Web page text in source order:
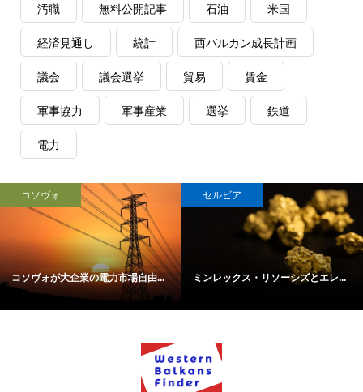
汚職 無料公開記事 石油 米国
経済見通し 統計 西バルカン成長計画
議会 議会選挙 貿易 賃金
軍事協力 軍事産業 選挙 鉄道
電力
コソヴォ
コソヴォが大企業の電力市場自由...
セルビア
ミンレックス・リソーシズとエレ...